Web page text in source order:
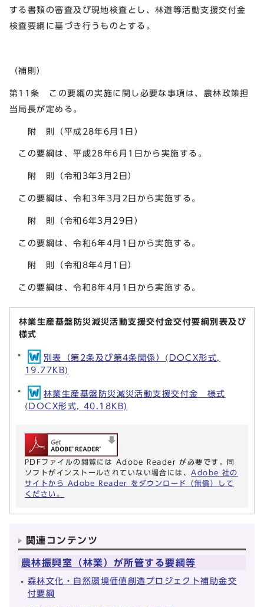
する書類の審査及び現地検査とし、林道等活動支援交付金
検査要綱に基づき行うものとする。
（補則）
第11条 この要綱の実施に関し必要な事項は、農林政策担
当局長が定める。
附 則（平成28年6月1日）
この要綱は、平成28年6月1日から実施する。
附 則（令和3年3月2日）
この要綱は、令和3年3月2日から実施する。
附 則（令和6年3月29日）
この要綱は、令和6年4月1日から実施する。
附 則（令和8年4月1日）
この要綱は、令和8年4月1日から実施する。
林業生産基盤防災減災活動支援交付金交付要綱別表及び
様式
別表（第2条及び第4条関係）(DOCX形式,
19.77KB)
林業生産基盤防災減災活動支援交付金 様式
(DOCX形式, 40.18KB)
PDFファイルの閲覧には Adobe Reader が必要です。同
ソフトがインストールされていない場合には、 Adobe 社の
サイトから Adobe Reader をダウンロード（無償）して
ください。
関連コンテンツ
農林振興室（林業）が所管する要綱等
森林文化・自然環境価値創造プロジェクト補助金交
付要綱